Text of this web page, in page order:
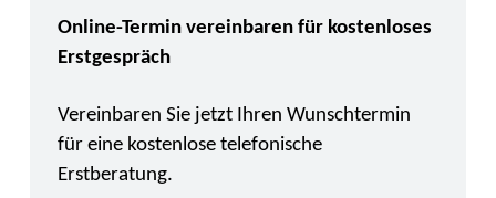
Online-Termin vereinbaren für kostenloses
Erstgespräch
Vereinbaren Sie jetzt Ihren Wunschtermin
für eine kostenlose telefonische
Erstberatung.